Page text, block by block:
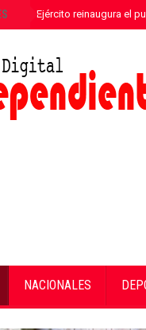
del Ejército reinaugura el
NACIONALES